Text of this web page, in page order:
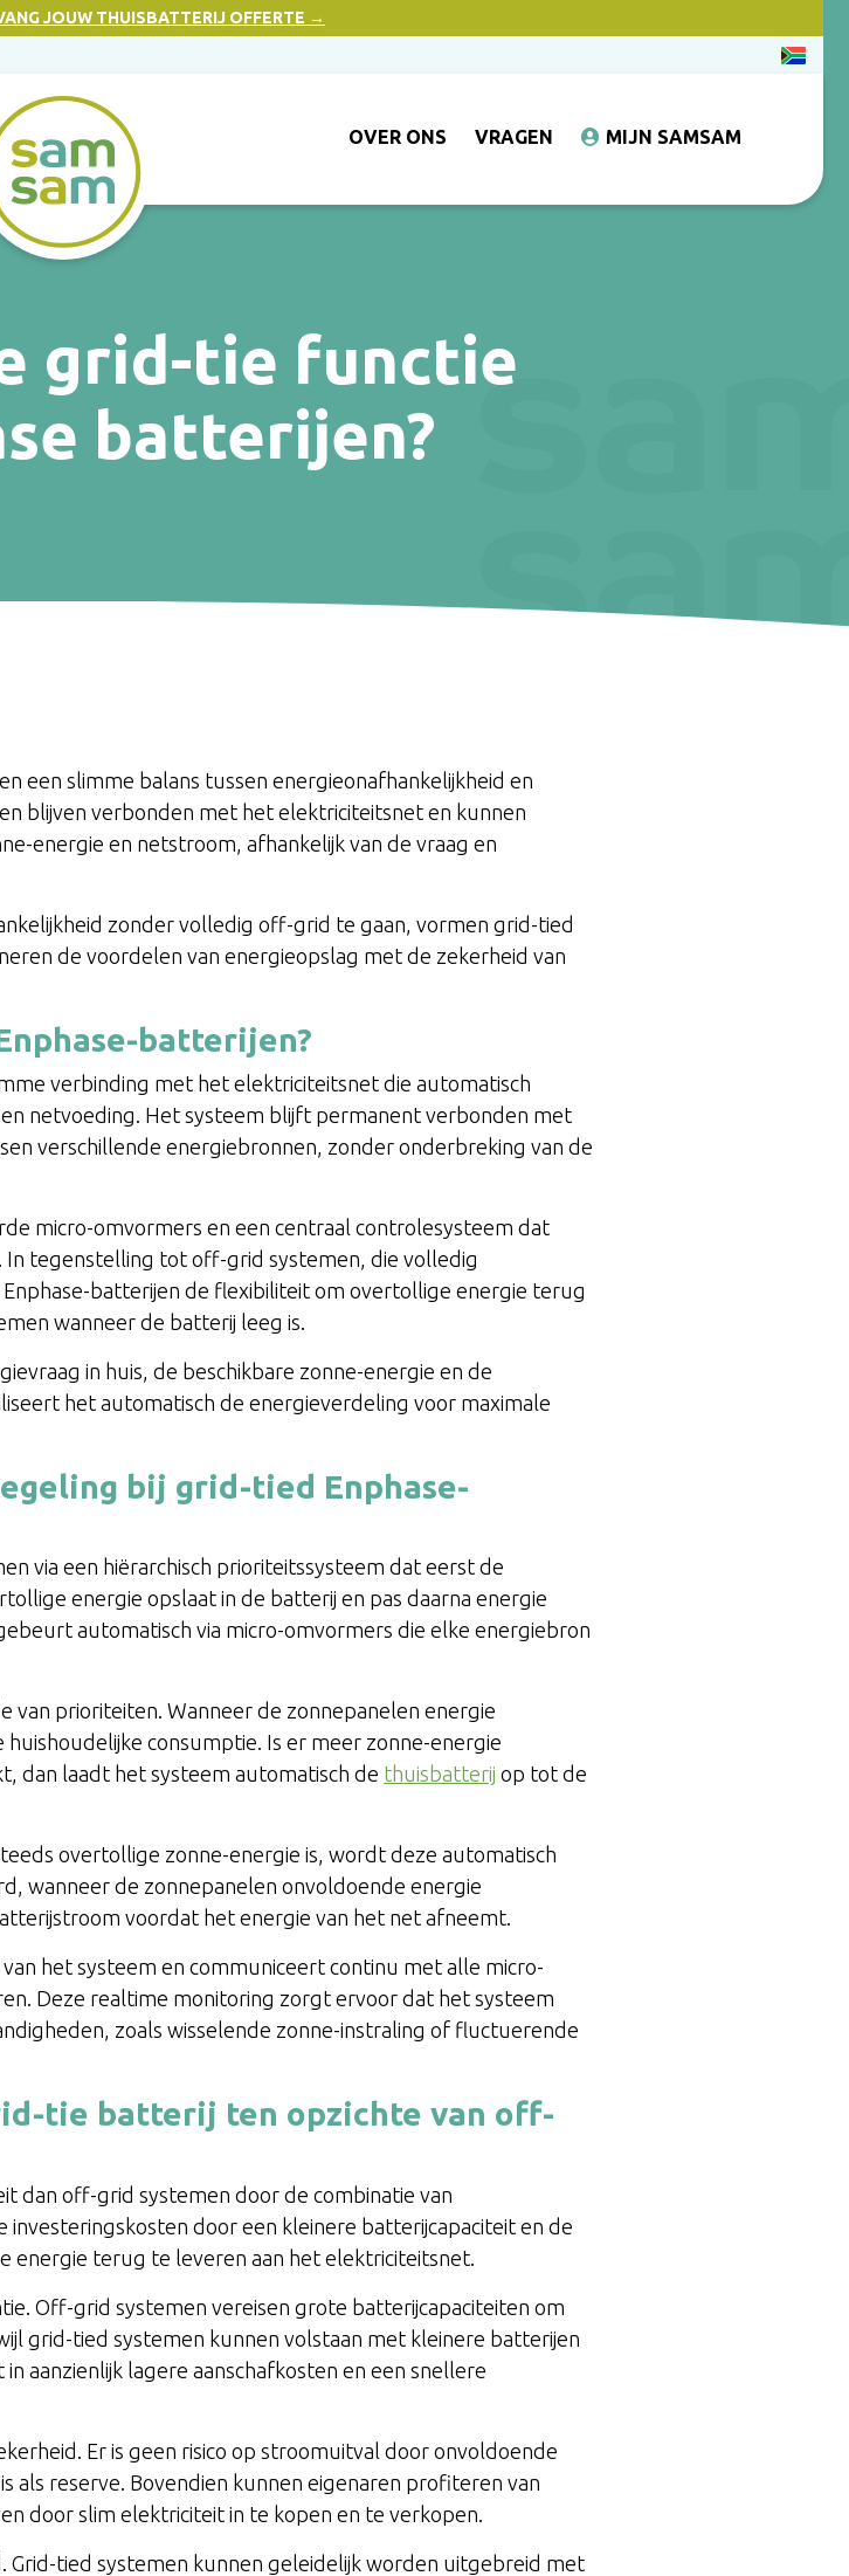
JOUW THUISBATTERIJ OFFERTE →
OVER ONS VRAGEN MIJN SAMSAM
grid-tie functie
batterijen?
een slimme balans tussen energieonafhankelijkheid en
blijven verbonden met het elektriciteitsnet en kunnen
energie en netstroom, afhankelijk van de vraag en
zonder volledig off-grid te gaan, vormen grid-tied
de voordelen van energieopslag met de zekerheid van
batterijen?
verbinding met het elektriciteitsnet die automatisch
netvoeding. Het systeem blijft permanent verbonden met
verschillende energiebronnen, zonder onderbreking van de
micro-omvormers en een centraal controlesysteem dat
tegenstelling tot off-grid systemen, die volledig
batterijen de flexibiliteit om overtollige energie terug
wanneer de batterij leeg is.
in huis, de beschikbare zonne-energie en de
het automatisch de energieverdeling voor maximale
bij grid-tied Enphase-
via een hiërarchisch prioriteitssysteem dat eerst de
energie opslaat in de batterij en pas daarna energie
automatisch via micro-omvormers die elke energiebron
prioriteiten. Wanneer de zonnepanelen energie
consumptie. Is er meer zonne-energie
dan laadt het systeem automatisch de thuisbatterij op tot de
overtollige zonne-energie is, wordt deze automatisch
wanneer de zonnepanelen onvoldoende energie
voordat het energie van het net afneemt.
het systeem en communiceert continu met alle micro-
Deze realtime monitoring zorgt ervoor dat het systeem
zoals wisselende zonne-instraling of fluctuerende
tie batterij ten opzichte van off-
dan off-grid systemen door de combinatie van
door een kleinere batterijcapaciteit en de
terug te leveren aan het elektriciteitsnet.
Off-grid systemen vereisen grote batterijcapaciteiten om
grid-tied systemen kunnen volstaan met kleinere batterijen
aanzienlijk lagere aanschafkosten en een snellere
Er is geen risico op stroomuitval door onvoldoende
als reserve. Bovendien kunnen eigenaren profiteren van
door slim elektriciteit in te kopen en te verkopen.
Grid-tied systemen kunnen geleidelijk worden uitgebreid met